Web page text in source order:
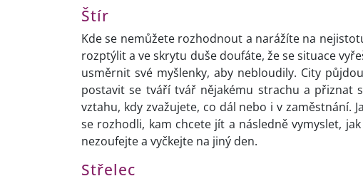
Štír
Kde se nemůžete rozhodnout a narážíte na
rozptýlit a ve skrytu duše doufáte, že se situace
usměrnit své myšlenky, aby nebloudily. City
postavit se tváří tvář nějakému strachu a přiznat
vztahu, kdy zvažujete, co dál nebo i v zaměstnání.
se rozhodli, kam chcete jít a následně vymyslet,
nezoufejte a vyčkejte na jiný den.
Střelec